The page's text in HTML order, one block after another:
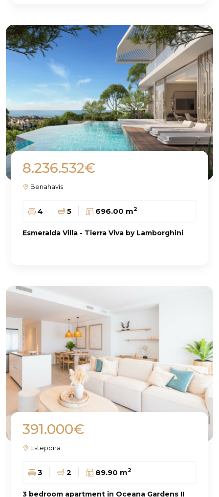
8.236.532€
Benahavis
4 5 696.00 m2
Esmeralda Villa - Tierra Viva by Lamborghini
391.000€
Estepona
3 2 89.90 m2
3 bedroom apartment in Oceana Gardens II